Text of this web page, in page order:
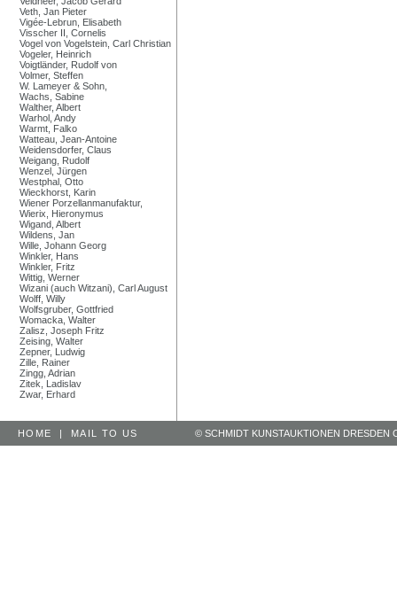
Veth, Jan Pieter
Vigée-Lebrun, Elisabeth
Visscher II, Cornelis
Vogel von Vogelstein, Carl Christian
Vogeler, Heinrich
Voigtländer, Rudolf von
Volmer, Steffen
W. Lameyer & Sohn,
Wachs, Sabine
Walther, Albert
Warhol, Andy
Warmt, Falko
Watteau, Jean-Antoine
Weidensdorfer, Claus
Weigang, Rudolf
Wenzel, Jürgen
Westphal, Otto
Wieckhorst, Karin
Wiener Porzellanmanufaktur,
Wierix, Hieronymus
Wigand, Albert
Wildens, Jan
Wille, Johann Georg
Winkler, Hans
Winkler, Fritz
Wittig, Werner
Wizani (auch Witzani), Carl August
Wolff, Willy
Wolfsgruber, Gottfried
Womacka, Walter
Zalisz, Joseph Fritz
Zeising, Walter
Zepner, Ludwig
Zille, Rainer
Zingg, Adrian
Zitek, Ladislav
Zwar, Erhard
HOME | MAIL TO US © SCHMIDT KUNSTAUKTIONEN DRESDEN